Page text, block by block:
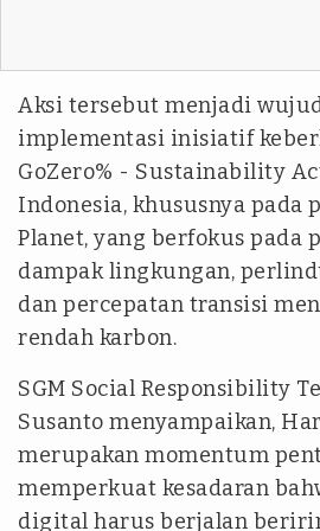
Aksi tersebut menjadi
implementasi inisiatif
GoZero% - Sustainability
Indonesia, khususnya pada
Planet, yang berfokus pada
dampak lingkungan,
dan percepatan transisi
rendah karbon.
SGM Social Responsibility
Susanto menyampaikan,
merupakan momentum
memperkuat kesadaran
digital harus berjalan